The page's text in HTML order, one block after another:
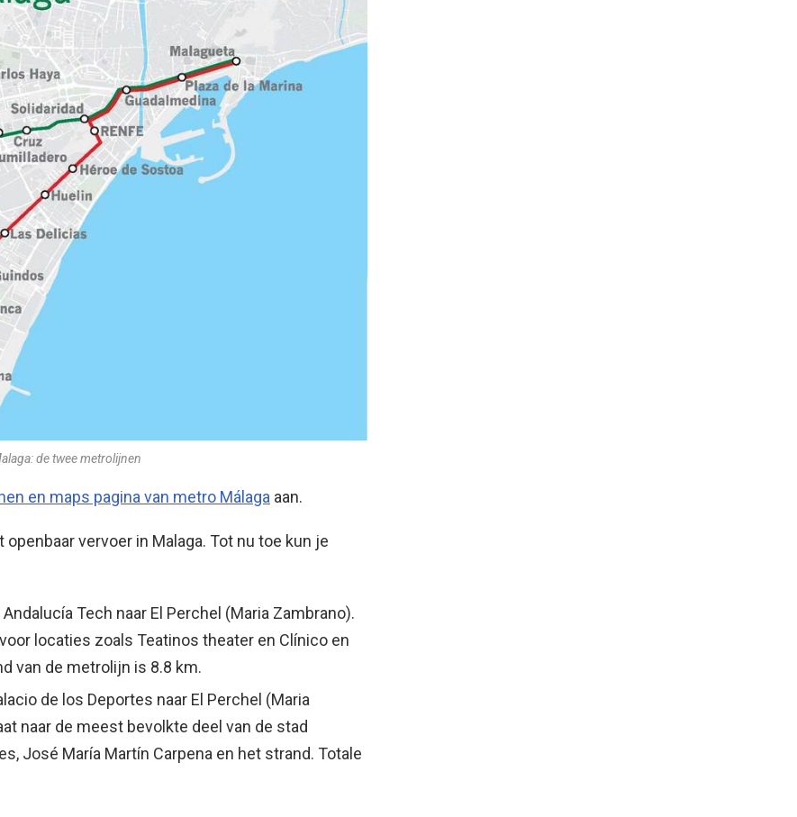
de twee metrolijnen
en maps pagina van metro Málaga aan.
vervoer in Malaga. Tot nu toe kun je
Tech naar El Perchel (Maria Zambrano).
locaties zoals Teatinos theater en Clínico en
van de metrolijn is 8.8 km.
de los Deportes naar El Perchel (Maria
naar de meest bevolkte deel van de stad
José María Martín Carpena en het strand. Totale